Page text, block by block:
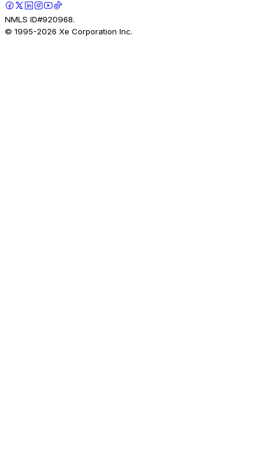
NMLS ID#920968.
© 1995-2026 Xe Corporation Inc.